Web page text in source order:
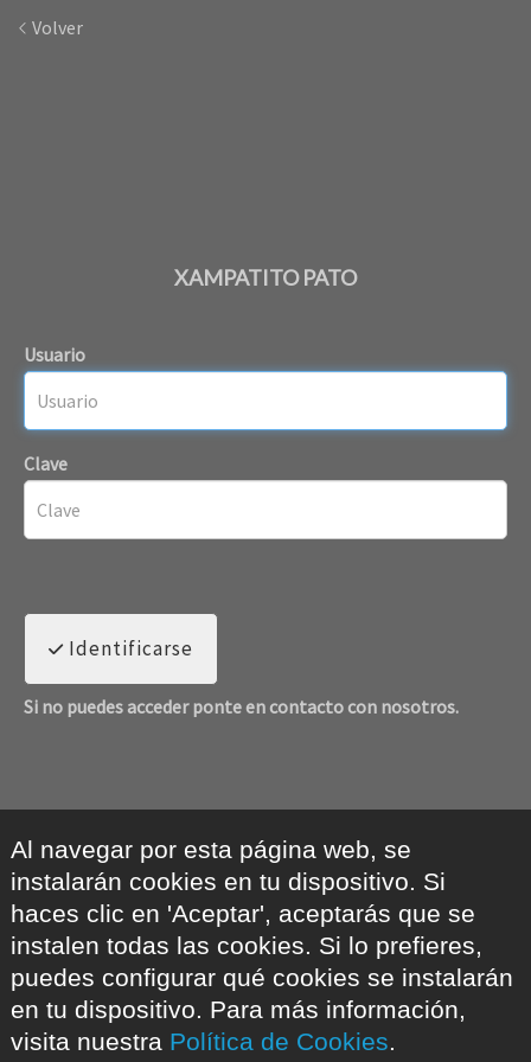
Volver
XAMPATITO PATO
Usuario
Clave
Identificarse
Si no puedes acceder ponte en contacto con nosotros.
Al navegar por esta página web, se
instalarán cookies en tu dispositivo. Si
haces clic en 'Aceptar', aceptarás que se
instalen todas las cookies. Si lo prefieres,
puedes configurar qué cookies se instalarán
en tu dispositivo. Para más información,
visita nuestra Política de Cookies.